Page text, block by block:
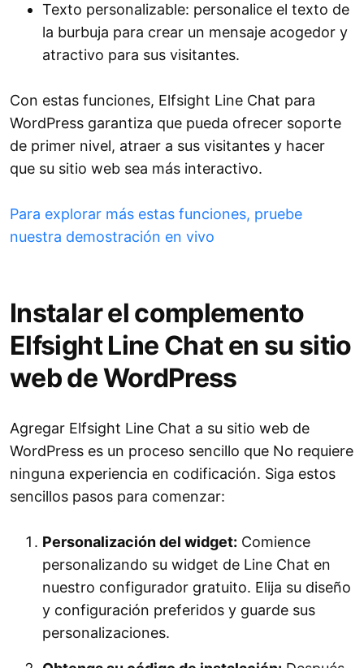
Texto personalizable: personalice el texto de
la burbuja para crear un mensaje acogedor y
atractivo para sus visitantes.
Con estas funciones, Elfsight Line Chat para
WordPress garantiza que pueda ofrecer soporte
de primer nivel, atraer a sus visitantes y hacer
que su sitio web sea más interactivo.
Para explorar más estas funciones, pruebe
nuestra demostración en vivo
Instalar el complemento
Elfsight Line Chat en su sitio
web de WordPress
Agregar Elfsight Line Chat a su sitio web de
WordPress es un proceso sencillo que No requiere
ninguna experiencia en codificación. Siga estos
sencillos pasos para comenzar:
Personalización del widget: Comience
personalizando su widget de Line Chat en
nuestro configurador gratuito. Elija su diseño
y configuración preferidos y guarde sus
personalizaciones.